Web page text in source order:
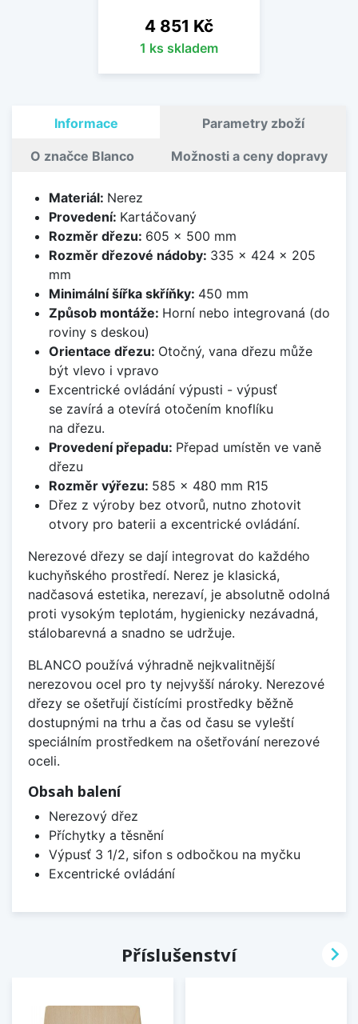
Cena
4 851 Kč
1 ks skladem
Informace Parametry zboží
O značce Blanco Možnosti a ceny dopravy
Materiál: Nerez
Provedení: Kartáčovaný
Rozměr dřezu: 605 x 500 mm
Rozměr dřezové nádoby: 335 x 424 x 205
mm
Minimální šířka skříňky: 450 mm
Způsob montáže: Horní nebo integrovaná (do
roviny s deskou)
Orientace dřezu: Otočný, vana dřezu může
být vlevo i vpravo
Excentrické ovládání výpusti - výpusť
se zavírá a otevírá otočením knoflíku
na dřezu.
Provedení přepadu: Přepad umístěn ve vaně
dřezu
Rozměr výřezu: 585 x 480 mm R15
Dřez z výroby bez otvorů, nutno zhotovit
otvory pro baterii a excentrické ovládání.
Nerezové dřezy se dají integrovat do každého
kuchyňského prostředí. Nerez je klasická,
nadčasová estetika, nerezaví, je absolutně odolná
proti vysokým teplotám, hygienicky nezávadná,
stálobarevná a snadno se udržuje.
BLANCO používá výhradně nejkvalitnější
nerezovou ocel pro ty nejvyšší nároky. Nerezové
dřezy se ošetřují čistícími prostředky běžně
dostupnými na trhu a čas od času se vyleští
speciálním prostředkem na ošetřování nerezové
oceli.
Obsah balení
Nerezový dřez
Příchytky a těsnění
Výpusť 3 1/2, sifon s odbočkou na myčku
Excentrické ovládání
Příslušenství 